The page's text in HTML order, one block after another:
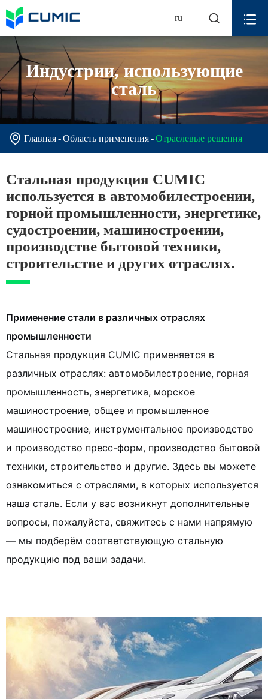
ru  
Индустрии, использующие
сталь
 Главная Область применения Отраслевые решения
Стальная продукция CUMIC
используется в автомобилестроении,
горной промышленности, энергетике,
судостроении, машиностроении,
производстве бытовой техники,
строительстве и других отраслях.
Применение стали в различных отраслях
промышленности
Стальная продукция CUMIC применяется в
различных отраслях: автомобилестроение, горная
промышленность, энергетика, морское
машиностроение, общее и промышленное
машиностроение, инструментальное производство
и производство пресс-форм, производство бытовой
техники, строительство и другие. Здесь вы можете
ознакомиться с отраслями, в которых используется
наша сталь. Если у вас возникнут дополнительные
вопросы, пожалуйста, свяжитесь с нами напрямую
— мы подберём соответствующую стальную
продукцию под ваши задачи.